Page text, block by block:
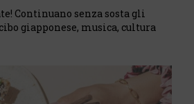
Continuano senza sosta gli
giapponese, musica, cultura